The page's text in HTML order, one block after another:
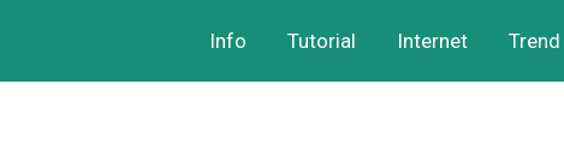
Info Tutorial Internet Trend